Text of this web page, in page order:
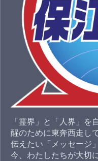
「霊界」と「人界」を
醒のために東奔西走し
伝えたい「メッセージ
今、わたしたちが大切